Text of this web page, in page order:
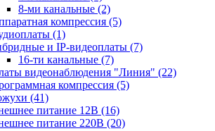
8-ми канальные (2)
компрессия (5)
(1)
и IP-видеоплаты (7)
16-ти канальные (7)
видеонаблюдения "Линия" (22)
компрессия (5)
(41)
питание 12В (16)
питание 220В (20)